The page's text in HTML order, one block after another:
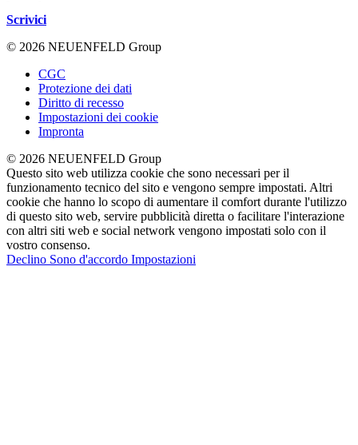
Scrivici
© 2026 NEUENFELD Group
CGC
Protezione dei dati
Diritto di recesso
Impostazioni dei cookie
Impronta
© 2026 NEUENFELD Group
Questo sito web utilizza cookie che sono necessari per il
funzionamento tecnico del sito e vengono sempre impostati. Altri
cookie che hanno lo scopo di aumentare il comfort durante l'utilizzo
di questo sito web, servire pubblicità diretta o facilitare l'interazione
con altri siti web e social network vengono impostati solo con il
vostro consenso.
Declino Sono d'accordo Impostazioni